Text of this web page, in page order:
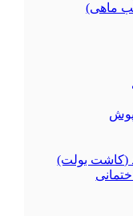
ماهی)
بولت)